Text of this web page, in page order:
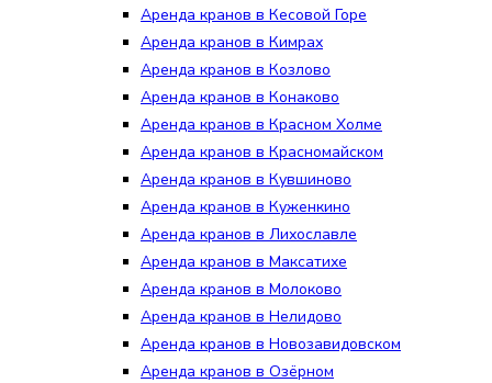
Аренда кранов в Кесовой Горе
Аренда кранов в Кимрах
Аренда кранов в Козлово
Аренда кранов в Конаково
Аренда кранов в Красном Холме
Аренда кранов в Красномайском
Аренда кранов в Кувшиново
Аренда кранов в Куженкино
Аренда кранов в Лихославле
Аренда кранов в Максатихе
Аренда кранов в Молоково
Аренда кранов в Нелидово
Аренда кранов в Новозавидовском
Аренда кранов в Озёрном